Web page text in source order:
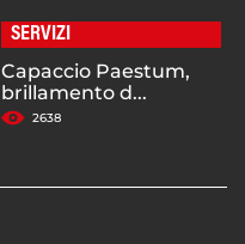
SERVIZI
Capaccio Paestum,
brillamento d...
2638